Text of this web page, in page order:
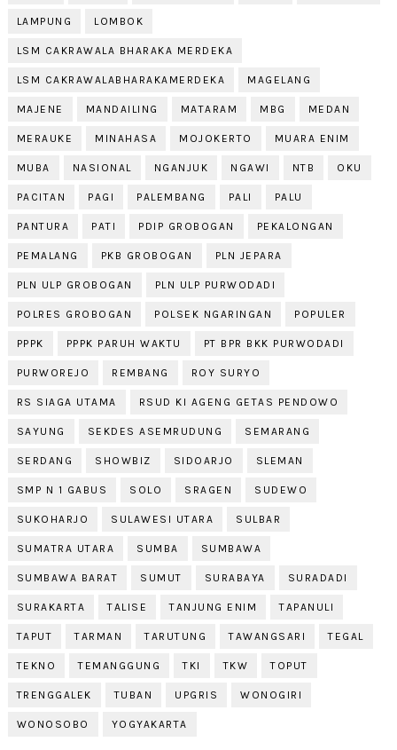
LAMPUNG LOMBOK
LSM CAKRAWALA BHARAKA MERDEKA
LSM CAKRAWALABHARAKAMERDEKA MAGELANG
MAJENE MANDAILING MATARAM MBG MEDAN
MERAUKE MINAHASA MOJOKERTO MUARA ENIM
MUBA NASIONAL NGANJUK NGAWI NTB OKU
PACITAN PAGI PALEMBANG PALI PALU
PANTURA PATI PDIP GROBOGAN PEKALONGAN
PEMALANG PKB GROBOGAN PLN JEPARA
PLN ULP GROBOGAN PLN ULP PURWODADI
POLRES GROBOGAN POLSEK NGARINGAN POPULER
PPPK PPPK PARUH WAKTU PT BPR BKK PURWODADI
PURWOREJO REMBANG ROY SURYO
RS SIAGA UTAMA RSUD KI AGENG GETAS PENDOWO
SAYUNG SEKDES ASEMRUDUNG SEMARANG
SERDANG SHOWBIZ SIDOARJO SLEMAN
SMP N 1 GABUS SOLO SRAGEN SUDEWO
SUKOHARJO SULAWESI UTARA SULBAR
SUMATRA UTARA SUMBA SUMBAWA
SUMBAWA BARAT SUMUT SURABAYA SURADADI
SURAKARTA TALISE TANJUNG ENIM TAPANULI
TAPUT TARMAN TARUTUNG TAWANGSARI TEGAL
TEKNO TEMANGGUNG TKI TKW TOPUT
TRENGGALEK TUBAN UPGRIS WONOGIRI
WONOSOBO YOGYAKARTA